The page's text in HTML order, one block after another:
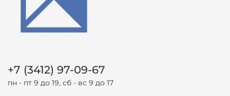
+7 (3412) 97-09-67
пн - пт 9 до 19, сб - вс 9 до 17